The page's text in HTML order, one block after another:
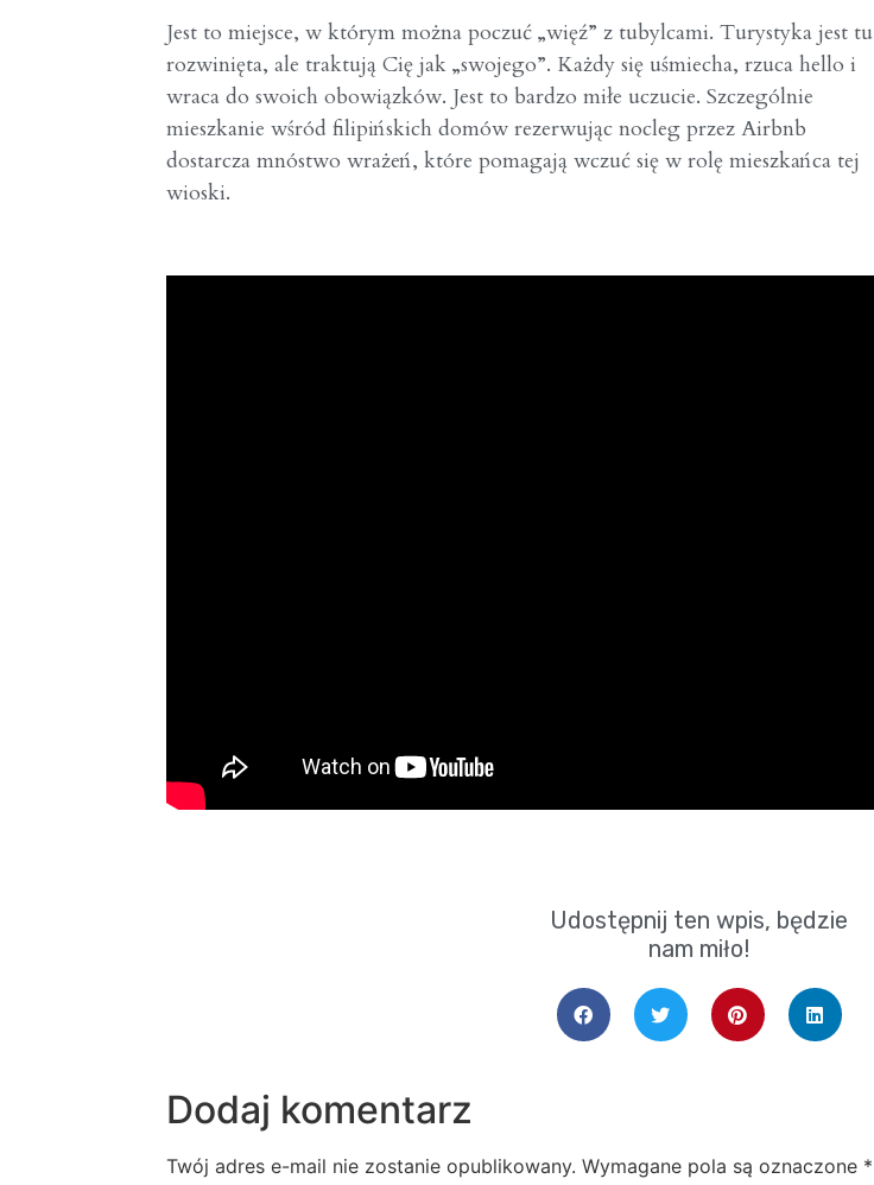
Jest to miejsce, w którym można poczuć „więź” z tubylcami. Turystyka jest tu
rozwinięta, ale traktują Cię jak „swojego”. Każdy się uśmiecha, rzuca hello i
wraca do swoich obowiązków. Jest to bardzo miłe uczucie. Szczególnie
mieszkanie wśród filipińskich domów rezerwując nocleg przez Airbnb
dostarcza mnóstwo wrażeń, które pomagają wczuć się w rolę mieszkańca tej
wioski.
Udostępnij ten wpis, będzie
nam miło!
Dodaj komentarz
Twój adres e-mail nie zostanie opublikowany. Wymagane pola są oznaczone *